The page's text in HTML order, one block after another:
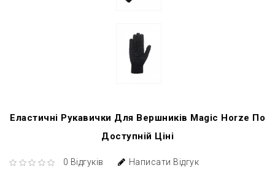
Еластичні Рукавички Для Вершників Magic Horze По
Доступній Ціні
0 Відгуків Написати Відгук